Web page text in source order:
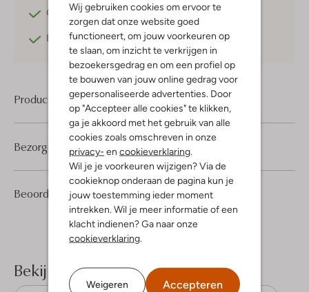
Wij gebruiken cookies om ervoor te
zorgen dat onze website goed
functioneert, om jouw voorkeuren op
te slaan, om inzicht te verkrijgen in
bezoekersgedrag en om een profiel op
te bouwen van jouw online gedrag voor
gepersonaliseerde advertenties. Door
op "Accepteer alle cookies" te klikken,
ga je akkoord met het gebruik van alle
cookies zoals omschreven in onze
privacy- en cookieverklaring.
Wil je je voorkeuren wijzigen? Via de
cookieknop onderaan de pagina kun je
jouw toestemming ieder moment
intrekken. Wil je meer informatie of een
klacht indienen? Ga naar onze
cookieverklaring.
Weigeren Accepteren
Gratis retourneren binnen 30 dagen*
Betaal achterafmet Klarna
Product informatie
Beoordelingen (1) 5/5
1
5
Sterren
Bezorgen & retourneren
Bekijk meer